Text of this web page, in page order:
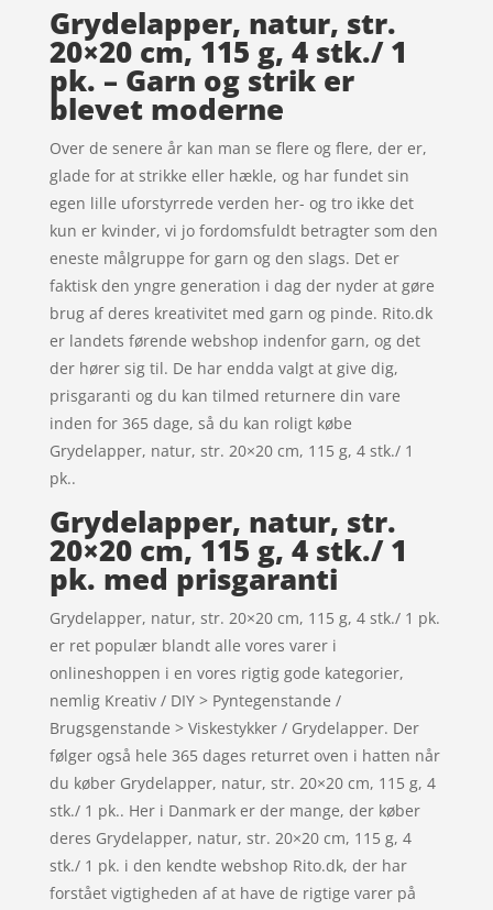
Grydelapper, natur, str.
20×20 cm, 115 g, 4 stk./ 1
pk. – Garn og strik er
blevet moderne
Over de senere år kan man se flere og flere, der er,
glade for at strikke eller hækle, og har fundet sin
egen lille uforstyrrede verden her- og tro ikke det
kun er kvinder, vi jo fordomsfuldt betragter som den
eneste målgruppe for garn og den slags. Det er
faktisk den yngre generation i dag der nyder at gøre
brug af deres kreativitet med garn og pinde. Rito.dk
er landets førende webshop indenfor garn, og det
der hører sig til. De har endda valgt at give dig,
prisgaranti og du kan tilmed returnere din vare
inden for 365 dage, så du kan roligt købe
Grydelapper, natur, str. 20×20 cm, 115 g, 4 stk./ 1
pk..
Grydelapper, natur, str.
20×20 cm, 115 g, 4 stk./ 1
pk. med prisgaranti
Grydelapper, natur, str. 20×20 cm, 115 g, 4 stk./ 1 pk.
er ret populær blandt alle vores varer i
onlineshoppen i en vores rigtig gode kategorier,
nemlig Kreativ / DIY > Pyntegenstande /
Brugsgenstande > Viskestykker / Grydelapper. Der
følger også hele 365 dages returret oven i hatten når
du køber Grydelapper, natur, str. 20×20 cm, 115 g, 4
stk./ 1 pk.. Her i Danmark er der mange, der køber
deres Grydelapper, natur, str. 20×20 cm, 115 g, 4
stk./ 1 pk. i den kendte webshop Rito.dk, der har
forstået vigtigheden af at have de rigtige varer på